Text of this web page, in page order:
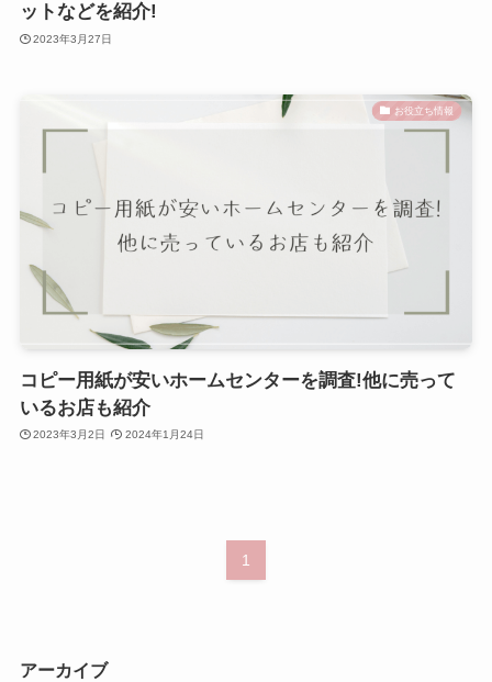
ットなどを紹介!
2023年3月27日
お役立ち情報
コピー用紙が安いホームセンターを調査!他に売って
いるお店も紹介
2023年3月2日 2024年1月24日
1
アーカイブ